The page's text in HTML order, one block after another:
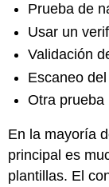
Prueba de
Usar un
Validación
Escaneo
Otra prueba
En la mayoría
principal es
plantillas. El